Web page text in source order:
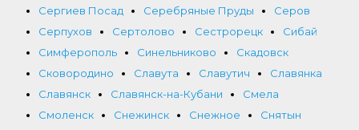
Сергиев Посад
Серебряные Пруды
Серов
Серпухов
Сертолово Сестрорецк
Сибай
Симферополь
Синельниково
Скадовск
Сковородино
Славута Славутич
Славянка
Славянск
Славянск-на-Кубани
Смела
Смоленск
Снежинск Снежное
Снятын